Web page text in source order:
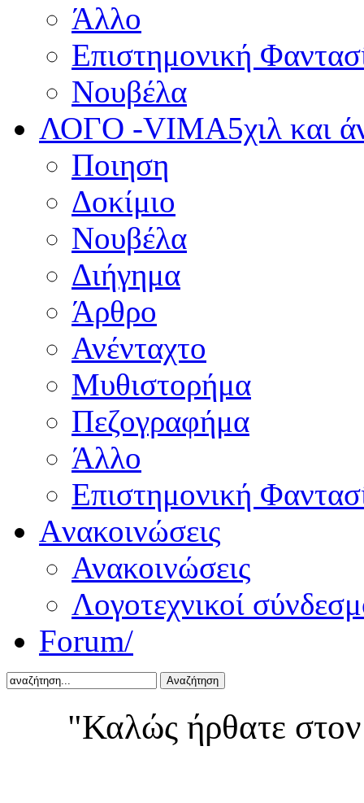
Άλλο
Επιστημονική
Νουβέλα
ΛΟΓΟ -VIMA5χιλ και
Ποιηση
Δοκίμιο
Νουβέλα
Διήγημα
Άρθρο
Ανένταχτο
Μυθιστορήμα
Πεζογραφήμα
Άλλο
Επιστημονική
Aνακοινώσεις
Ανακοινώσεις
Λογοτεχνικοί
Forum/
Αναζήτηση
"Καλώς ήρθατε